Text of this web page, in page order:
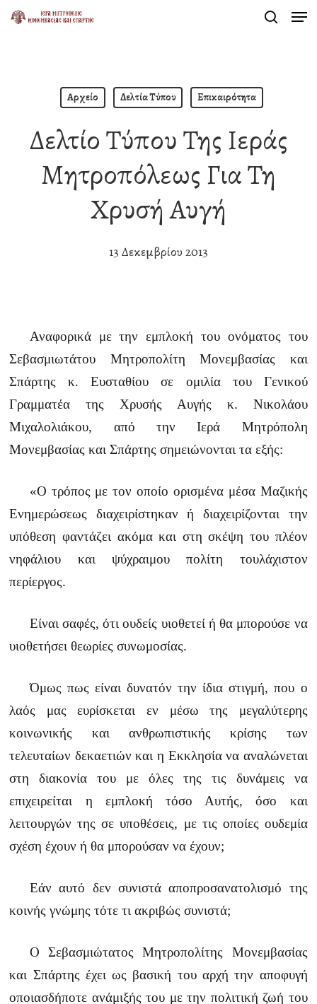
Skip
Αρχείο Δελτία Τύπου Επικαιρότητα
Δελτίο Τύπου Της Ιεράς
Μητροπόλεως Για Τη
Χρυσή Αυγή
13 Δεκεμβρίου 2013
Αναφορικά με την εμπλοκή του ονόματος του
Σεβασμιωτάτου Μητροπολίτη Μονεμβασίας και
Σπάρτης κ. Ευσταθίου σε ομιλία του Γενικού
Γραμματέα της Χρυσής Αυγής κ. Νικολάου
Μιχαλολιάκου, από την Ιερά Μητρόπολη
Μονεμβασίας και Σπάρτης σημειώνονται τα εξής:
«Ο τρόπος με τον οποίο ορισμένα μέσα Μαζικής
Ενημερώσεως διαχειρίστηκαν ή διαχειρίζονται την
υπόθεση φαντάζει ακόμα και στη σκέψη του πλέον
νηφάλιου και ψύχραιμου πολίτη τουλάχιστον
περίεργος.
Είναι σαφές, ότι ουδείς υιοθετεί ή θα μπορούσε να
υιοθετήσει θεωρίες συνωμοσίας.
Όμως πως είναι δυνατόν την ίδια στιγμή, που ο
λαός μας ευρίσκεται εν μέσω της μεγαλύτερης
κοινωνικής και ανθρωπιστικής κρίσης των
τελευταίων δεκαετιών και η Εκκλησία να αναλώνεται
στη διακονία του με όλες της τις δυνάμεις να
επιχειρείται η εμπλοκή τόσο Αυτής, όσο και
λειτουργών της σε υποθέσεις, με τις οποίες ουδεμία
σχέση έχουν ή θα μπορούσαν να έχουν;
Εάν αυτό δεν συνιστά αποπροσανατολισμό της
κοινής γνώμης τότε τι ακριβώς συνιστά;
Ο Σεβασμιώτατος Μητροπολίτης Μονεμβασίας
και Σπάρτης έχει ως βασική του αρχή την αποφυγή
οποιασδήποτε ανάμιξής του με την πολιτική ζωή του